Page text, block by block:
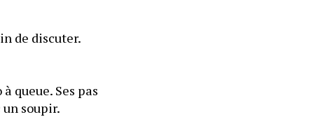
de discuter.
queue. Ses pas
soupir.